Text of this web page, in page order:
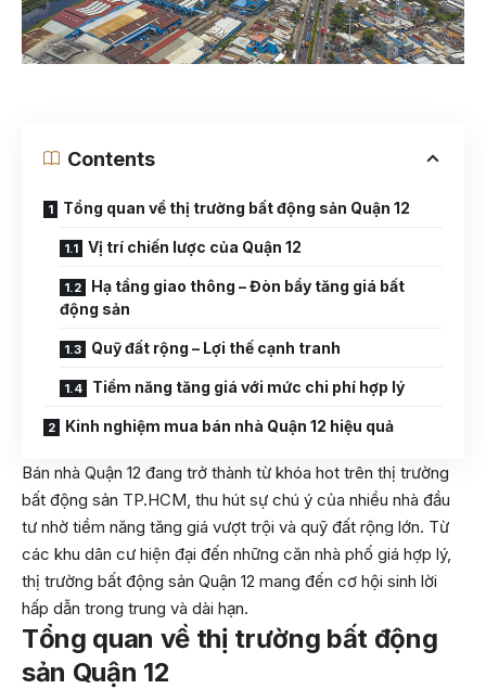
Contents
Tổng quan về thị trường bất động sản Quận 12
Vị trí chiến lược của Quận 12
Hạ tầng giao thông – Đòn bẩy tăng giá bất
động sản
Quỹ đất rộng – Lợi thế cạnh tranh
Tiềm năng tăng giá với mức chi phí hợp lý
Kinh nghiệm mua bán nhà Quận 12 hiệu quả
Bán nhà Quận 12 đang trở thành từ khóa hot trên thị trường
bất động sản TP.HCM, thu hút sự chú ý của nhiều nhà đầu
tư nhờ tiềm năng tăng giá vượt trội và quỹ đất rộng lớn. Từ
các khu dân cư hiện đại đến những căn nhà phố giá hợp lý,
thị trường bất động sản Quận 12 mang đến cơ hội sinh lời
hấp dẫn trong trung và dài hạn.
Tổng quan về thị trường bất động
sản Quận 12